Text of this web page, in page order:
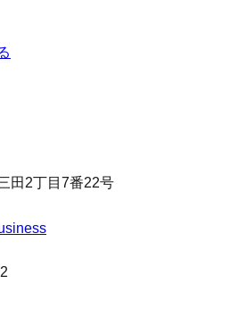
田2丁目7番22号